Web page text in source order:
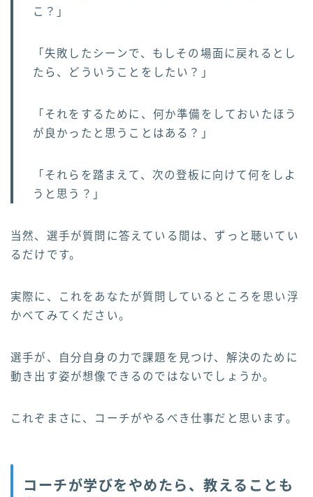
こ？」
「失敗したシーンで、もしその場面に戻れるとし
たら、どういうことをしたい？」
「それをするために、何か準備をしておいたほう
が良かったと思うことはある？」
「それらを踏まえて、次の登板に向けて何をしよ
うと思う？」
当然、選手が質問に答えている間は、ずっと聴いてい
るだけです。
実際に、これをあなたが質問しているところを思い浮
かべてみてください。
選手が、自分自身の力で課題を見つけ、解決のために
動き出す姿が想像できるのではないでしょうか。
これぞまさに、コーチがやるべき仕事だと思います。
コーチが学びをやめたら、教えることも